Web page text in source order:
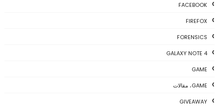
FACEBOOK
FIREFOX
FORENSICS
GALAXY NOTE 4
GAME
GAME، مقالات
GIVEAWAY